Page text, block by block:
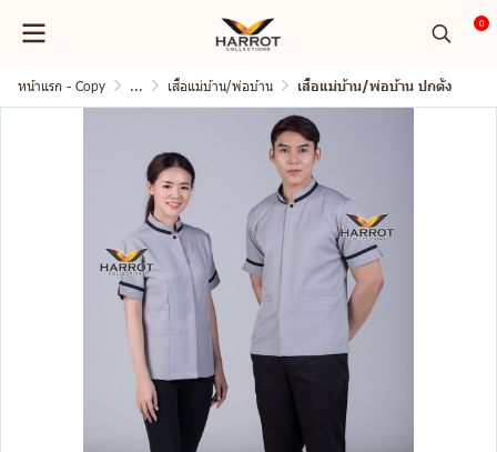
0
หน้าแรก - Copy ... เสื้อแม่บ้าน/พ่อบ้าน เสื้อแม่บ้าน/พ่อบ้าน ปกตั้ง